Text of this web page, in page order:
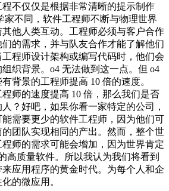
不仅仅是根据非常清晰的提示制作
家不同，软件工程师不断与物理世界
他人类互动。工程师必须与客户合作
们的需求，并与队友合作才能了解他们
工程师设计架构或编写代码时，他们会
织背景。o4 无法做到这一点。但 o4
背景的工程师提高 10 倍的速度。
师的速度提高 10 倍，那么我们是否
？好吧，如果你看一家特定的公司，
需要更少的软件工程师，因为他们可
的团队实现相同的产出。然而，整个世
师的需求可能会增加，因为世界肯定
高质量软件。所以我认为我们将看到
应用程序的黄金时代。为每个人和企
的微应用。